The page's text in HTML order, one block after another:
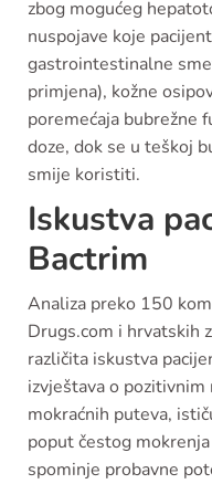
zbog mogućeg
nuspojave koje
gastrointestinalne
primjena), kožne
poremećaja bubrežne
doze, dok se u teškoj
smije koristiti.
Iskustva
Bactrim
Analiza preko 150
Drugs.com i hrvatskih
različita iskustva
izvještava o
mokraćnih puteva,
poput čestog
spominje probavne